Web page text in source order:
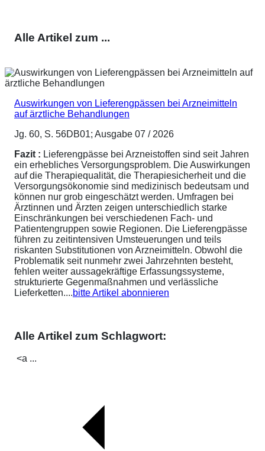
Alle Artikel zum ...
Auswirkungen von Lieferengpässen bei Arzneimitteln
auf ärztliche Behandlungen
Jg. 60, S. 56DB01; Ausgabe 07 / 2026
Fazit : Lieferengpässe bei Arzneistoffen sind seit Jahren
ein erhebliches Versorgungsproblem. Die Auswirkungen
auf die Therapiequalität, die Therapiesicherheit und die
Versorgungsökonomie sind medizinisch bedeutsam und
können nur grob eingeschätzt werden. Umfragen bei
Ärztinnen und Ärzten zeigen unterschiedlich starke
Einschränkungen bei verschiedenen Fach- und
Patientengruppen sowie Regionen. Die Lieferengpässe
führen zu zeitintensiven Umsteuerungen und teils
riskanten Substitutionen von Arzneimitteln. Obwohl die
Problematik seit nunmehr zwei Jahrzehnten besteht,
fehlen weiter aussagekräftige Erfassungssysteme,
strukturierte Gegenmaßnahmen und verlässliche
Lieferketten....bitte Artikel abonnieren
Alle Artikel zum Schlagwort:
<a ...